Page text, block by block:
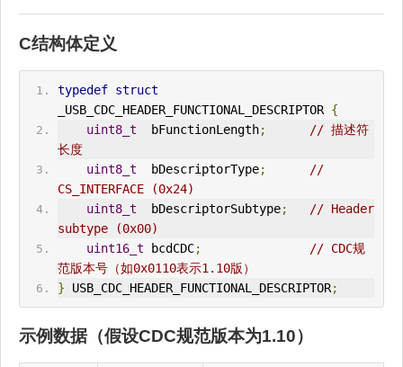
C结构体定义
typedef struct
_USB_CDC_HEADER_FUNCTIONAL_DESCRIPTOR {
uint8_t
  bFunctionLength
;
// 描述符
长度
uint8_t
  bDescriptorType
;
//
CS_ INTERFACE (0x24)
uint8_t
  bDescriptorSubtype
;
// Header
subtype (0x00)
uint16_t bcdCDC;
// CDC规
范版本号（如0x0110表示1.10版）
} USB_CDC_HEADER_FUNCTIONAL_DESCRIPTOR;
示例数据（假设CDC规范版本为1.10）